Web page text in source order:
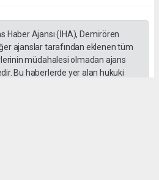
Haber Ajansı (İHA), Demirören
ajanslar tarafından eklenen tüm
müdahalesi olmadan ajans
Bu haberlerde yer alan hukuki